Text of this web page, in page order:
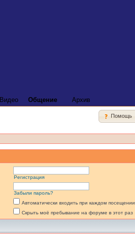
Видео Общение Архив
Помощь
Регистрация
Забыли пароль?
Автоматически входить при каждом посещении
Скрыть моё пребывание на форуме в этот раз